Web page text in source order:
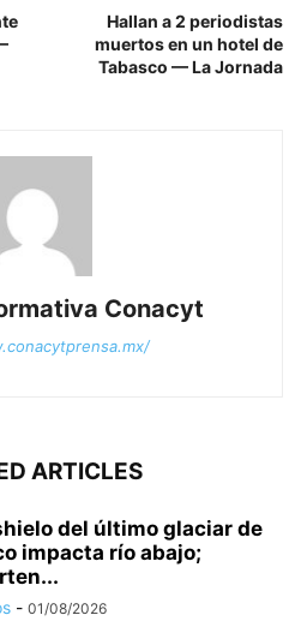
Hallan a 2 periodistas
muertos en un hotel de
Tabasco — La Jornada
Conacyt
ARTICLES
del último glaciar de
impacta río abajo;
- 01/08/2026